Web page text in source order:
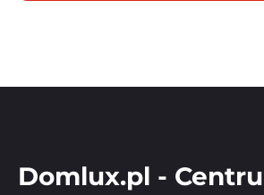
Domlux.pl -